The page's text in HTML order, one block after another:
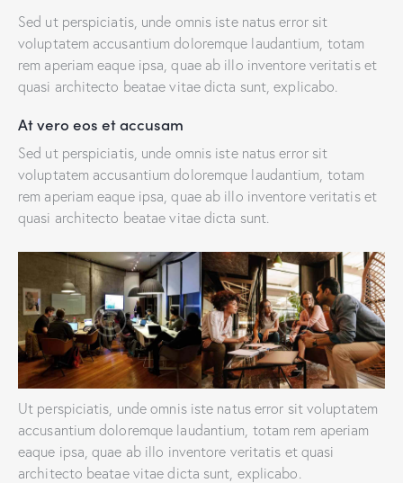
Sed ut perspiciatis, unde omnis iste natus error sit
voluptatem accusantium doloremque laudantium, totam
rem aperiam eaque ipsa, quae ab illo inventore veritatis et
quasi architecto beatae vitae dicta sunt, explicabo.
At vero eos et accusam
Sed ut perspiciatis, unde omnis iste natus error sit
voluptatem accusantium doloremque laudantium, totam
rem aperiam eaque ipsa, quae ab illo inventore veritatis et
quasi architecto beatae vitae dicta sunt.
Ut perspiciatis, unde omnis iste natus error sit voluptatem
accusantium doloremque laudantium, totam rem aperiam
eaque ipsa, quae ab illo inventore veritatis et quasi
architecto beatae vitae dicta sunt, explicabo.